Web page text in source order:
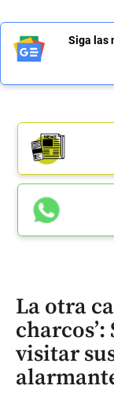
Siga las
La otra
visitar